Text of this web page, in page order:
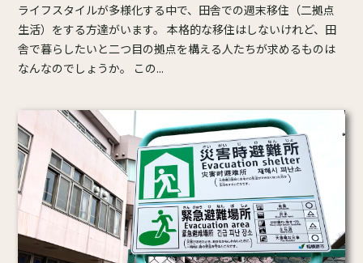
ライフスタイルが多様化する中で、田舎での週末移住（二拠点
生活）をする方達がいます。 本格的な移住はしないけれど、田
舎で暮らしたいと二つ目の拠点を構える人たちが求めるものは
なんなのでしょうか。 この...